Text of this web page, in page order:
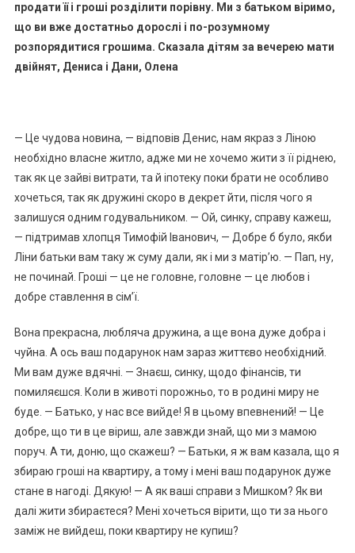
продати її і гроші розділити порівну. Ми з батьком віримо,
що ви вже достатньо дорослі і по-розумному
розпорядитися грошима. Сказала дітям за вечерею мати
двійнят, Дениса і Дани, Олена
— Це чудова новина, — відповів Денис, нам якраз з Ліною
необхідно власне житло, адже ми не хочемо жити з її ріднею,
так як це зайві витрати, та й іпотеку поки брати не особливо
хочеться, так як дружині скоро в декрет йти, після чого я
залишуся одним годувальником. — Ой, синку, справу кажеш,
— підтримав хлопця Тимофій Іванович, — Добре б було, якби
Ліни батьки вам таку ж суму дали, як і ми з матір’ю. — Пап, ну,
не починай. Гроші — це не головне, головне — це любов і
добре ставлення в сім’ї.
Вона прекрасна, любляча дружина, а ще вона дуже добра і
чуйна. А ось ваш подарунок нам зараз життєво необхідний.
Ми вам дуже вдячні. — Знаєш, синку, щодо фінансів, ти
помиляєшся. Коли в животі порожньо, то в родині миру не
буде. — Батько, у нас все вийде! Я в цьому впевнений! — Це
добре, що ти в це віриш, але завжди знай, що ми з мамою
поруч. А ти, доню, що скажеш? — Батьки, я ж вам казала, що я
збираю гроші на квартиру, а тому і мені ваш подарунок дуже
стане в нагоді. Дякую! — А як ваші справи з Мишком? Як ви
далі жити збираєтеся? Мені хочеться вірити, що ти за нього
заміж не вийдеш, поки квартиру не купиш?